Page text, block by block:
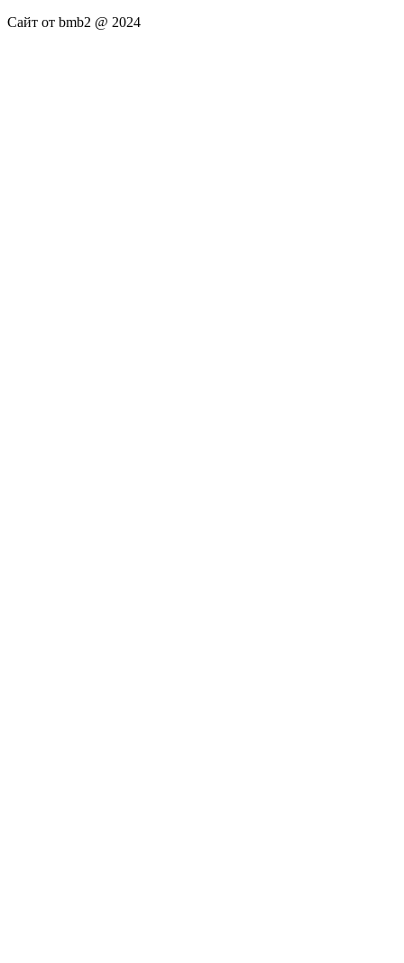
Сайт от bmb2 @ 2024